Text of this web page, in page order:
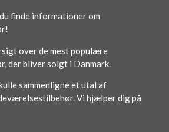
finde informationer om
over de mest populære
der bliver solgt i Danmark.
sammenligne et utal af
Vi hjælper dig på